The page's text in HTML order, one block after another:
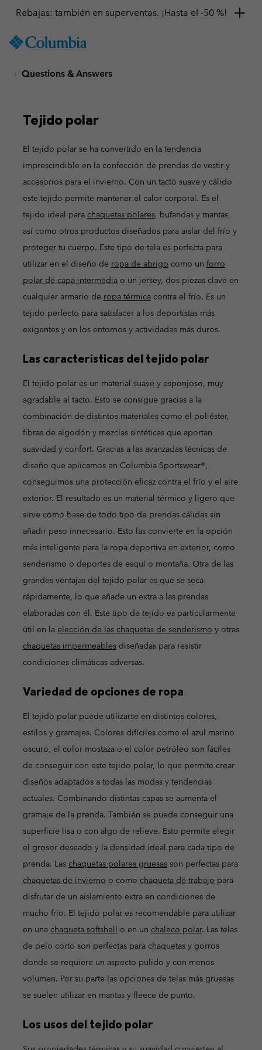
TO
SKIP
SKIP
SEARCH
Rebajas: también en superventas. ¡Hasta el -50 %!
Questions & Answers
Tejido polar
El tejido polar se ha convertido en la tendencia
imprescindible en la confección de prendas de vestir y
accesorios para el invierno. Con un tacto suave y cálido
este tejido permite mantener el calor corporal. Es el
tejido ideal para chaquetas polares, bufandas y mantas,
así como otros productos diseñados para aislar del frío y
proteger tu cuerpo. Este tipo de tela es perfecta para
utilizar en el diseño de ropa de abrigo como un forro
polar de capa intermediao un jersey, dos piezas clave en
cualquier armario de ropa térmicacontra el frío. Es un
tejido perfecto para satisfacer a los deportistas más
exigentes y en los entornos y actividades más duros.
Las características del tejido polar
El tejido polar es un material suave y esponjoso, muy
agradable al tacto. Esto se consigue gracias a la
combinación de distintos materiales como el poliéster,
fibras de algodón y mezclas sintéticas que aportan
suavidad y confort. Gracias a las avanzadas técnicas de
diseño que aplicamos en Columbia Sportswear®,
conseguimos una protección eficaz contra el frío y el aire
exterior. El resultado es un material térmico y ligero que
sirve como base de todo tipo de prendas cálidas sin
añadir peso innecesario. Esto las convierte en la opción
más inteligente para la ropa deportiva en exterior, como
senderismo o deportes de esquí o montaña. Otra de las
grandes ventajas del tejido polar es que se seca
rápidamente, lo que añade un extra a las prendas
elaboradas con él. Este tipo de tejido es particularmente
útil en la elección de las chaquetas de senderismo y otras
chaquetas impermeablesdiseñadas para resistir
condiciones climáticas adversas.
Variedad de opciones de ropa
El tejido polar puede utilizarse en distintos colores,
estilos y gramajes. Colores difíciles como el azul marino
oscuro, el color mostaza o el color petróleo son fáciles
de conseguir con este tejido polar, lo que permite crear
diseños adaptados a todas las modas y tendencias
actuales. Combinando distintas capas se aumenta el
gramaje de la prenda. También se puede conseguir una
superficie lisa o con algo de relieve. Esto permite elegir
el grosor deseado y la densidad ideal para cada tipo de
prenda. Las chaquetas polares gruesasson perfectas para
chaquetas de invierno o como chaqueta de trabajo para
disfrutar de un aislamiento extra en condiciones de
mucho frío. El tejido polar es recomendable para utilizar
en una chaqueta softshell o en un chaleco polar. Las telas
de pelo corto son perfectas para chaquetas y gorros
donde se requiere un aspecto pulido y con menos
volumen. Por su parte las opciones de telas más gruesas
se suelen utilizar en mantas y fleece de punto.
Los usos del tejido polar